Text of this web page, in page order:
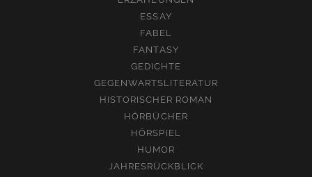
ESSAY
FABEL
FANTASY
GEDICHTE
GEGENWARTSLITERATUR
HISTORISCHER ROMAN
HÖRBÜCHER
HÖRSPIEL
HUMOR
JAHRESRÜCKBLICK